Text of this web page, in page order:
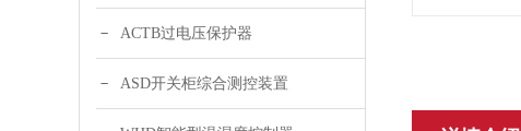
ACTB过电压保护器
ASD开关柜综合测控装置